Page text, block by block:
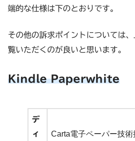
端的な仕様は下のとおりです。
その他の訴求ポイントについては
覧いただくのが良いと思います。
Kindle Paperwhite
デ
ィ
Carta電子ペーパー技